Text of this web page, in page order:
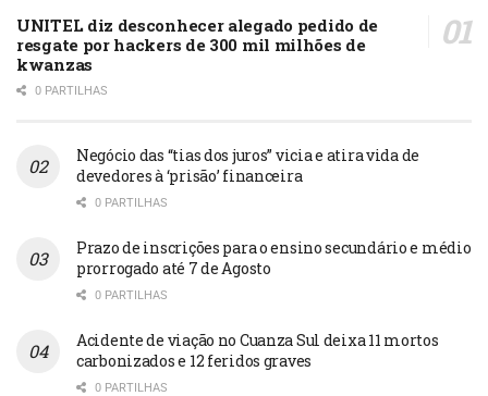
UNITEL diz desconhecer alegado pedido de
resgate por hackers de 300 mil milhões de
kwanzas
0 PARTILHAS
Negócio das “tias dos juros” vicia e atira vida de
devedores à ‘prisão’ financeira
0 PARTILHAS
Prazo de inscrições para o ensino secundário e médio
prorrogado até 7 de Agosto
0 PARTILHAS
Acidente de viação no Cuanza Sul deixa 11 mortos
carbonizados e 12 feridos graves
0 PARTILHAS